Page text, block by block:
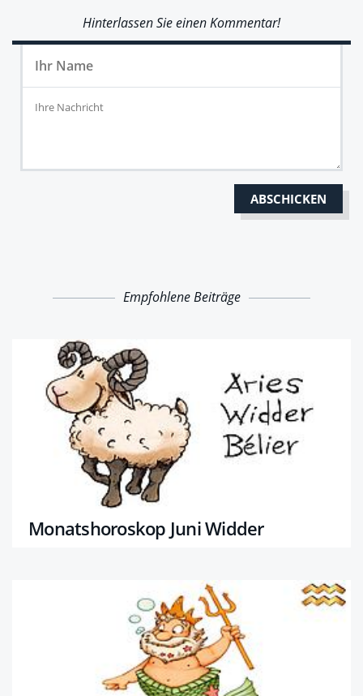
Hinterlassen Sie einen Kommentar!
Empfohlene Beiträge
Monatshoroskop Juni Widder